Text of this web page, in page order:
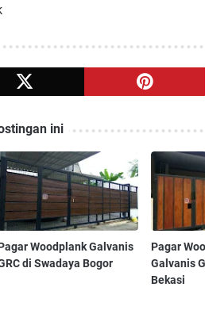
ini
Woodplank Galvanis
di Swadaya Bogor
Pagar
Galvanis
Bekasi